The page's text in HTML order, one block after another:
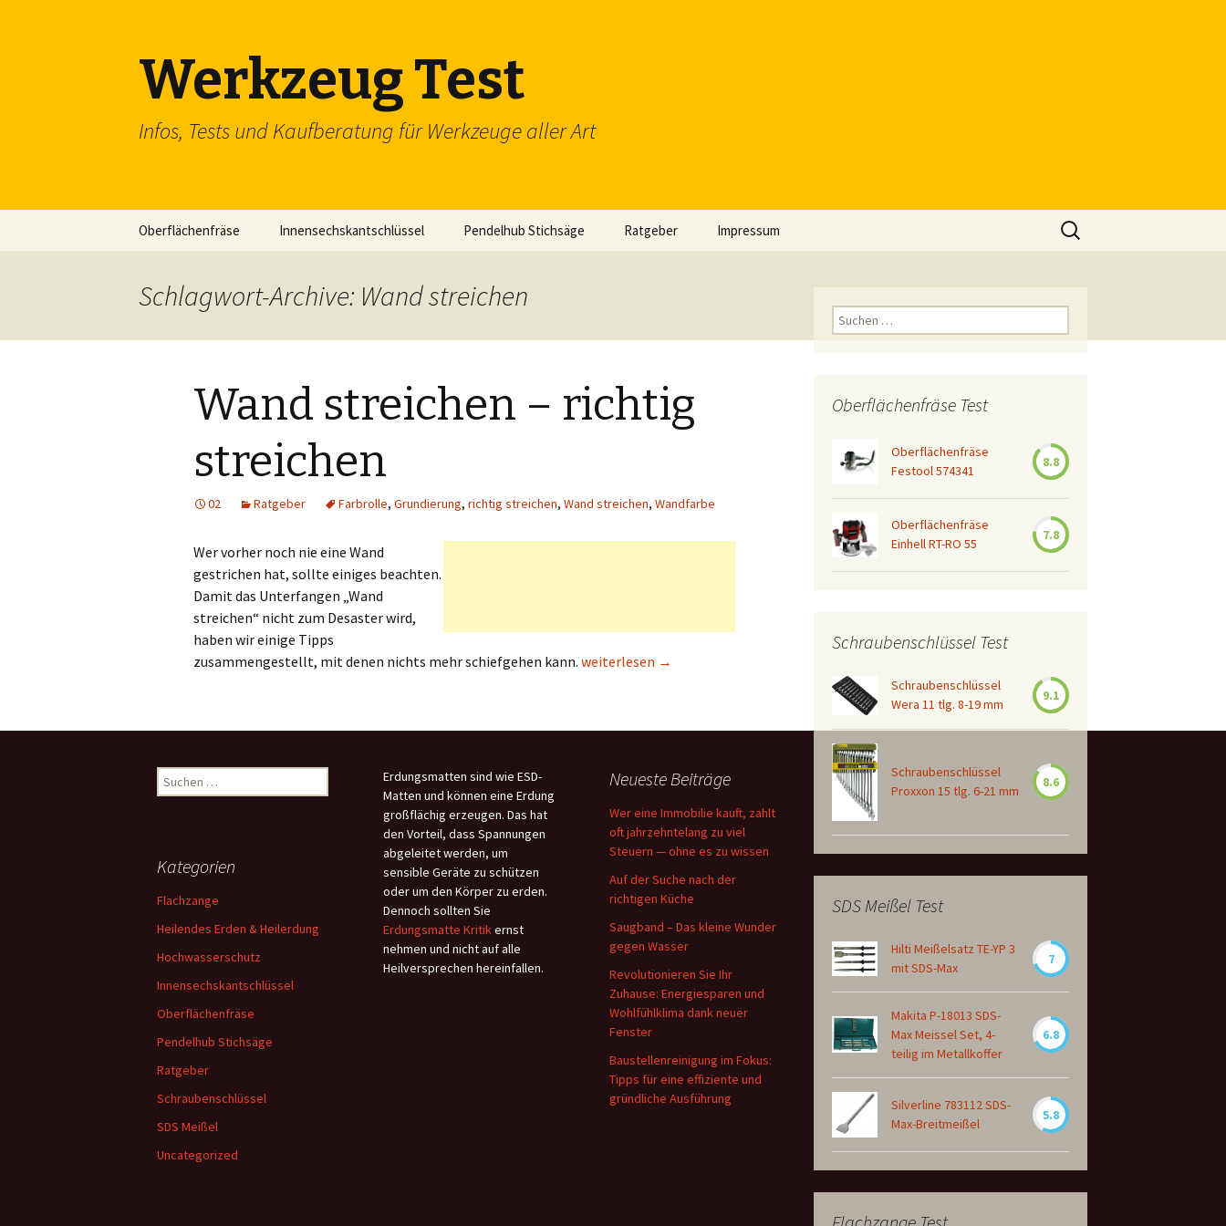
Werkzeug Test
Infos, Tests und Kaufberatung für Werkzeuge aller Art
Oberflächenfräse Innensechskantschlüssel Pendelhub Stichsäge Ratgeber Impressum
Suchen
nach:
Schlagwort-Archive: Wand streichen
Wand streichen – richtig
streichen
02 Ratgeber Farbrolle, Grundierung, richtig streichen, Wand streichen, Wandfarbe
Wer vorher noch nie eine Wand
gestrichen hat, sollte einiges beachten.
Damit das Unterfangen „Wand
streichen“ nicht zum Desaster wird,
haben wir einige Tipps
zusammengestellt, mit denen nichts mehr schiefgehen kann. Wand streichen – richtig streichen
weiterlesen →
Suchen
nach:
Oberflächenfräse Test
Oberflächenfräse
Festool 574341
8.8
Oberflächenfräse
Einhell RT-RO 55
7.8
Schraubenschlüssel Test
Schraubenschlüssel
Wera 11 tlg. 8-19 mm
9.1
Schraubenschlüssel
Proxxon 15 tlg. 6-21 mm
8.6
SDS Meißel Test
Hilti Meißelsatz TE-YP 3
mit SDS-Max
7
Makita P-18013 SDS-
Max Meissel Set, 4-
teilig im Metallkoffer
6.8
Silverline 783112 SDS-
Max-Breitmeißel
5.8
Suchen
nach:
Erdungsmatten sind wie ESD-
Matten und können eine Erdung
großflächig erzeugen. Das hat
den Vorteil, dass Spannungen
abgeleitet werden, um
sensible Geräte zu schützen
oder um den Körper zu erden.
Dennoch sollten Sie
Erdungsmatte Kritikernst
nehmen und nicht auf alle
Heilversprechen hereinfallen.
Neueste Beiträge
Wer eine Immobilie kauft, zahlt
oft jahrzehntelang zu viel
Steuern — ohne es zu wissen
Auf der Suche nach der
richtigen Küche
Saugband – Das kleine Wunder
gegen Wasser
Revolutionieren Sie Ihr
Zuhause: Energiesparen und
Wohlfühlklima dank neuer
Fenster
Baustellenreinigung im Fokus:
Tipps für eine effiziente und
gründliche Ausführung
Kategorien
Flachzange
Heilendes Erden & Heilerdung
Hochwasserschutz
Innensechskantschlüssel
Oberflächenfräse
Pendelhub Stichsäge
Ratgeber
Schraubenschlüssel
SDS Meißel
Uncategorized